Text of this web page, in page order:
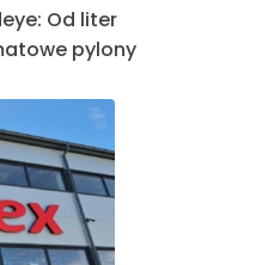
Od liter
pylony